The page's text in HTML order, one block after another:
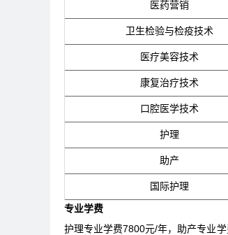
医药营销
卫生检验与检疫技术
医疗美容技术
康复治疗技术
口腔医学技术
护理
助产
国际护理
专业学费
护理专业学费7800元/年，助产专业